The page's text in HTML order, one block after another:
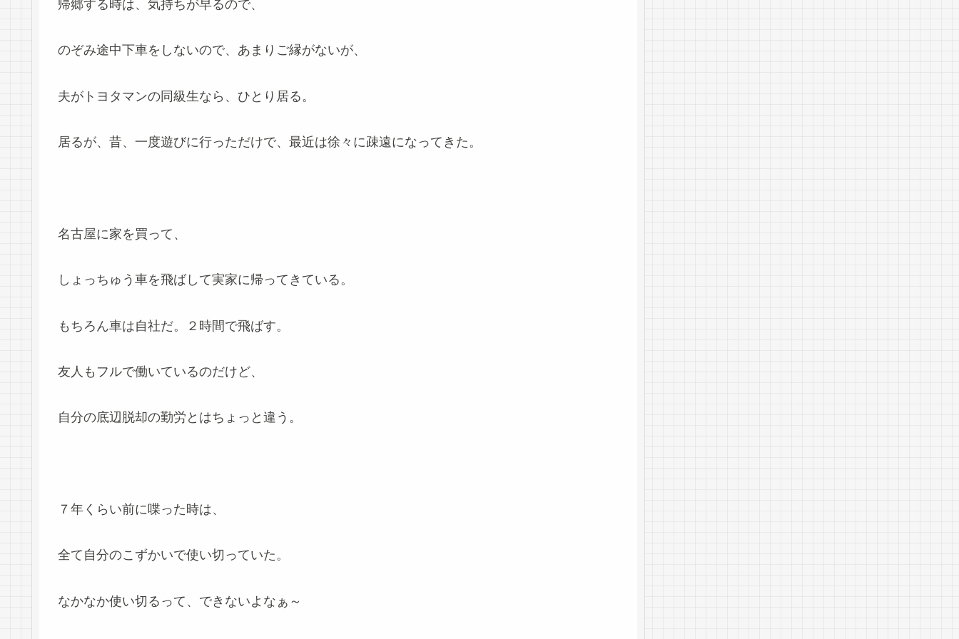
帰郷する時は、気持ちが早るので、
のぞみ途中下車をしないので、あまりご縁がないが、
夫がトヨタマンの同級生なら、ひとり居る。
居るが、昔、一度遊びに行っただけで、最近は徐々に疎遠になってきた。
名古屋に家を買って、
しょっちゅう車を飛ばして実家に帰ってきている。
もちろん車は自社だ。２時間で飛ばす。
友人もフルで働いているのだけど、
自分の底辺脱却の勤労とはちょっと違う。
７年くらい前に喋った時は、
全て自分のこずかいで使い切っていた。
なかなか使い切るって、できないよなぁ～